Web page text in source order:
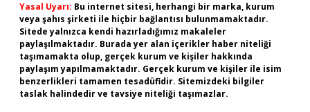
Yasal Uyarı: Bu internet sitesi, herhangi bir marka, kurum
veya şahıs şirketi ile hiçbir bağlantısı bulunmamaktadır.
Sitede yalnızca kendi hazırladığımız makaleler
paylaşılmaktadır. Burada yer alan içerikler haber niteliği
taşımamakta olup, gerçek kurum ve kişiler hakkında
paylaşım yapılmamaktadır. Gerçek kurum ve kişiler ile isim
benzerlikleri tamamen tesadüfidir. Sitemizdeki bilgiler
taslak halindedir ve tavsiye niteliği taşımazlar.